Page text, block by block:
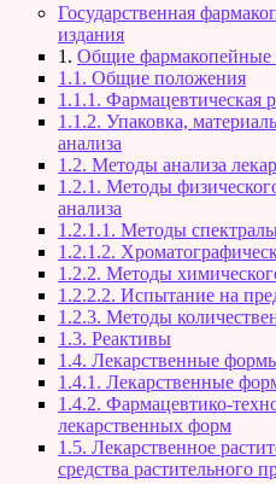
Государственная
издания
1. Общие фармакопейные
1.1. Общие положения
1.1.1. Фармацевтическая
1.1.2. Упаковка,
анализа
1.2. Методы анализа
1.2.1. Методы
анализа
1.2.1.1. Методы
1.2.1.2.
1.2.2. Методы
1.2.2.2. Испытание на
1.2.3. Методы
1.3. Реактивы
1.4. Лекарственные
1.4.1. Лекарственные
1.4.2. Фармацевтико-
лекарственных форм
1.5. Лекарственное
средства растительного